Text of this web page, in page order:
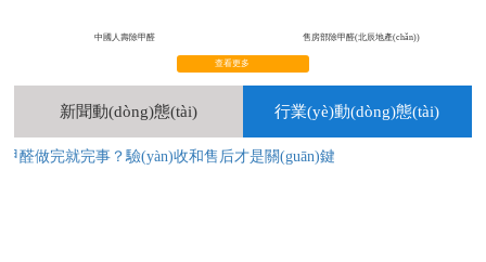
中國人壽除甲醛 售房部除甲醛(北辰地產(chǎn))
查看更多
新聞動(dòng)態(tài) 行業(yè)動(dòng)態(tài)
醛做完就完事？驗(yàn)收和售后才是關(guān)鍵